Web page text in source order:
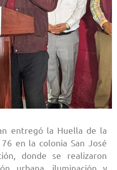
entregó la Huella de la
en la colonia San José
donde se realizaron
urbana, iluminación y